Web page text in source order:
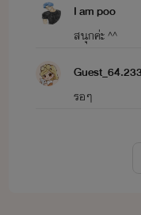
I am poo
สนุกค่ะ ^^
รอๆ